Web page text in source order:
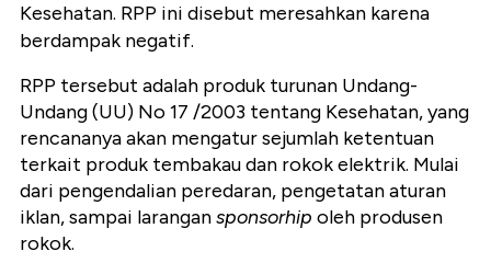
Kesehatan. RPP ini disebut meresahkan karena
berdampak negatif.
RPP tersebut adalah produk turunan Undang-
Undang (UU) No 17 /2003 tentang Kesehatan, yang
rencananya akan mengatur sejumlah ketentuan
terkait produk tembakau dan rokok elektrik. Mulai
dari pengendalian peredaran, pengetatan aturan
iklan, sampai larangansponsorhip oleh produsen
rokok.